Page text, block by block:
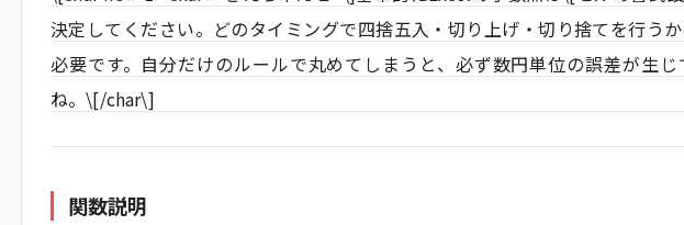
決定してください。どのタイミングで四捨五入・切り上げ・切り捨てを行う
必要です。自分だけのルールで丸めてしまうと、必ず数円単位の誤差が生
ね。\[/char\]
関数説明